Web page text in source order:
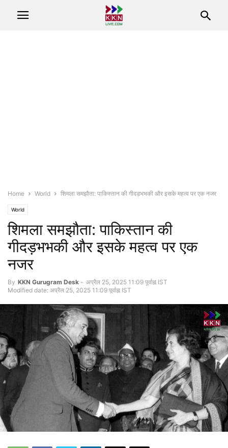
Home World शिमला समझौता: पाकिस्तान की गीदड़भभकी और इसके महत्व पर एक नजर
World
शिमला समझौता: पाकिस्तान की
गीदड़भभकी और इसके महत्व पर एक
नजर
By KKN Gurugram Desk - अप्रैल 25, 2025 11:09 पूर्वाह्न IST
Modified date: अप्रैल 25, 2025 11:09 पूर्वाह्न IST